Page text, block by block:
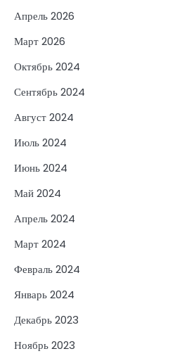
Апрель 2026
Март 2026
Октябрь 2024
Сентябрь 2024
Август 2024
Июль 2024
Июнь 2024
Май 2024
Апрель 2024
Март 2024
Февраль 2024
Январь 2024
Декабрь 2023
Ноябрь 2023